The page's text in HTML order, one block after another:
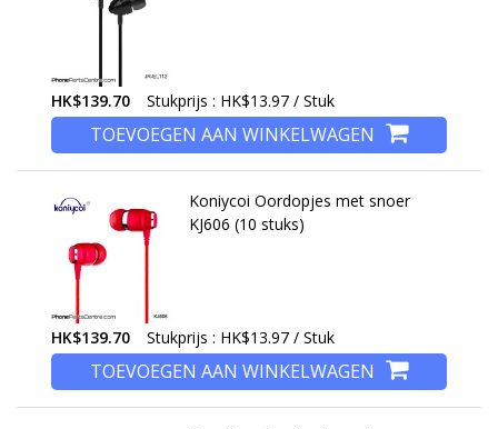
HK$139.70 Stukprijs : HK$13.97 / Stuk
TOEVOEGEN AAN WINKELWAGEN
Koniycoi Oordopjes met snoer
KJ606 (10 stuks)
HK$139.70 Stukprijs : HK$13.97 / Stuk
TOEVOEGEN AAN WINKELWAGEN